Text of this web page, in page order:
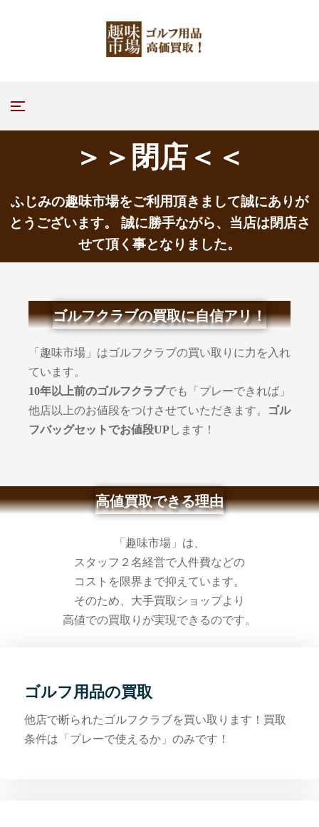
＞＞閉店＜＜
ふじみの趣味市場をご利用頂きまして誠にありが
とうございます。 誠に勝手ながら、当店は閉店さ
せて頂く事となりました。
ゴルフクラブの買取に自信アリ！
「趣味市場」はゴルフクラブの買い取りに力を入れ
ています。
10年以上前のゴルフクラブでも「プレーできれば」
他店以上のお値段をつけさせていただきます。
ゴル
フバッグセットでお値段UPします！
高値買取できる理由
「趣味市場」は、
スタッフ２名経営で人件費などの
コストを限界まで抑えています。
そのため、大手買取ショップより
高値での買取りが実現できるのです。
ゴルフ用品の買取
他店で断られたゴルフクラブを買い取ります！買取
条件は「プレーで使えるか」のみです！